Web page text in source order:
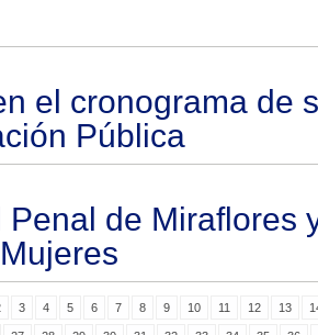
el cronograma de
Pública
Penal de Miraflores
3 4 5 6 7 8 9 10 11 12 13